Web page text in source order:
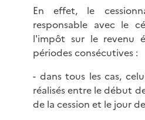
En effet, le
responsable avec le
l'impôt sur le revenu
périodes consécutives :
- dans tous les cas,
réalisés entre le début
de la cession et le jour